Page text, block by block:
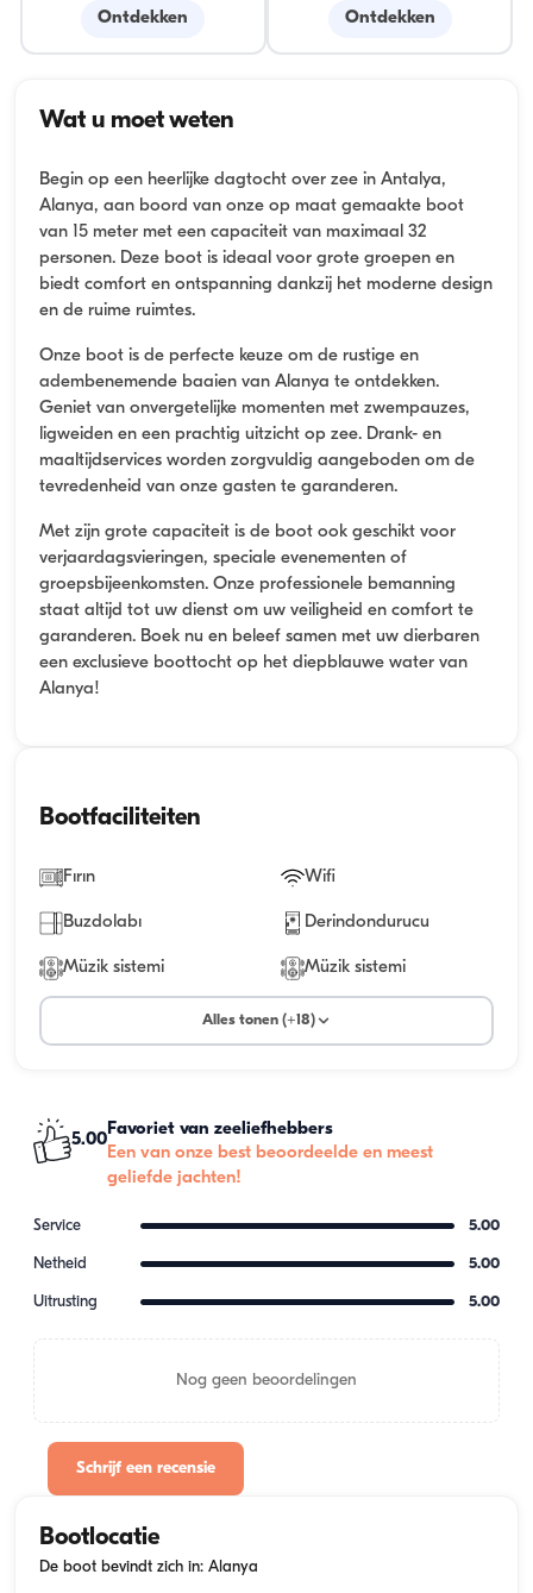
Ontdekken
Ontdekken
Wat u moet weten
Begin op een heerlijke dagtocht over zee in Antalya,
Alanya, aan boord van onze op maat gemaakte boot
van 15 meter met een capaciteit van maximaal 32
personen. Deze boot is ideaal voor grote groepen en
biedt comfort en ontspanning dankzij het moderne design
en de ruime ruimtes.
Onze boot is de perfecte keuze om de rustige en
adembenemende baaien van Alanya te ontdekken.
Geniet van onvergetelijke momenten met zwempauzes,
ligweiden en een prachtig uitzicht op zee. Drank- en
maaltijdservices worden zorgvuldig aangeboden om de
tevredenheid van onze gasten te garanderen.
Met zijn grote capaciteit is de boot ook geschikt voor
verjaardagsvieringen, speciale evenementen of
groepsbijeenkomsten. Onze professionele bemanning
staat altijd tot uw dienst om uw veiligheid en comfort te
garanderen. Boek nu en beleef samen met uw dierbaren
een exclusieve boottocht op het diepblauwe water van
Alanya!
Bootfaciliteiten
Fırın Wifi
Buzdolabı Derindondurucu
Müzik sistemi Müzik sistemi
Alles tonen (+18)
5.00
Favoriet van zeeliefhebbers
Een van onze best beoordeelde en meest
geliefde jachten!
Service 5.00
Netheid 5.00
Uitrusting 5.00
Nog geen beoordelingen
Schrijf een recensie
Bootlocatie
De boot bevindt zich in: Alanya